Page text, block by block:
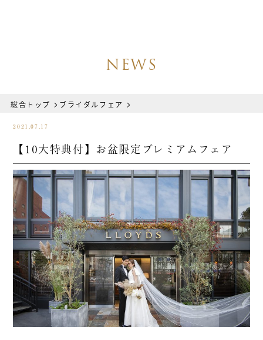
NEWS
総合トップ ブライダルフェア
2021.07.17
【10大特典付】お盆限定プレミアムフェア